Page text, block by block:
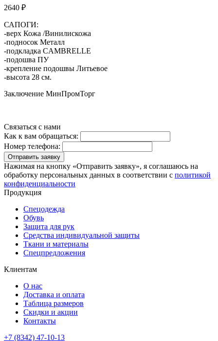
2640 ₽
САПОГИ:
-верх Кожа /Винилискожа
-подносок Металл
-подкладка CAMBRELLE
-подошва ПУ
-крепление подошвы Литьевое
-высота 28 см.
Заключение МинПромТорг
Связаться с нами
Как к вам обращаться:
Номер телефона:
Отправить заявку
Нажимая на кнопку «Отправить заявку», я соглашаюсь на
обработку персональных данных в соответствии с политикой
конфиденциальности
Продукция
Спецодежда
Обувь
Защита для рук
Средства индивидуальной защиты
Ткани и материалы
Спецпредложения
Клиентам
О нас
Доставка и оплата
Таблица размеров
Скидки и акции
Контакты
+7 (8342) 47-10-13